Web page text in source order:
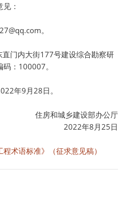
：
。
门内大街177号建设综合勘察研
：100007。
年9月28日。
住房和城乡建设部办公厅
2022年8月25日
程术语标准》（征求意见稿）